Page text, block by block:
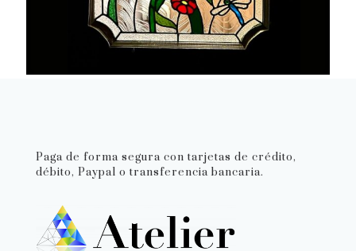
Paga de forma segura con tarjetas de crédito,
débito, Paypal o transferencia bancaria.